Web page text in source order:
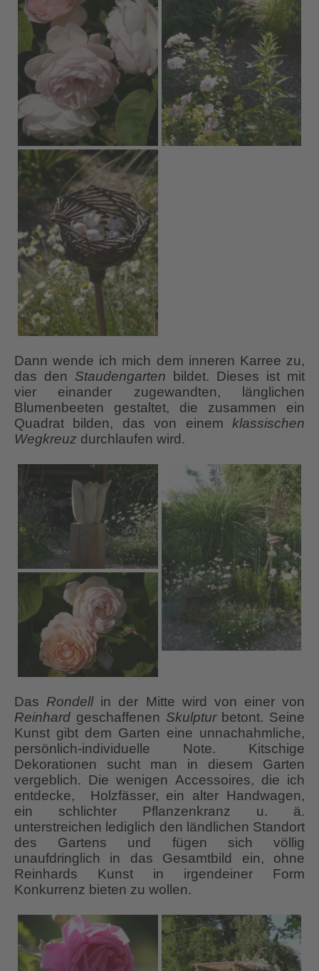
Dann wende ich mich dem inneren Karree zu,
das den Staudengarten bildet. Dieses ist mit
vier einander zugewandten, länglichen
Blumenbeeten gestaltet, die zusammen ein
Quadrat bilden, das von einem klassischen
Wegkreuz durchlaufen wird.
DasRondellin der Mitte wird von einer von
Reinhard geschaffenen Skulpturbetont. Seine
Kunst gibt dem Garten eine unnachahmliche,
persönlich-individuelle Note. Kitschige
Dekorationen sucht man in diesem Garten
vergeblich. Die wenigen Accessoires, die ich
entdecke, Holzfässer, ein alter Handwagen,
ein schlichter Pflanzenkranz u. ä.
unterstreichen lediglich den ländlichen Standort
des Gartens und fügen sich völlig
unaufdringlich in das Gesamtbild ein, ohne
Reinhards Kunst in irgendeiner Form
Konkurrenz bieten zu wollen.